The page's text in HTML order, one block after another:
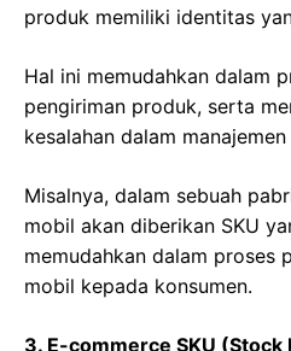
produk memiliki identitas
Hal ini memudahkan dalam
pengiriman produk, serta
kesalahan dalam
Misalnya, dalam sebuah
mobil akan diberikan SKU
memudahkan dalam proses
mobil kepada konsumen.
3. E-commerce SKU (Stock